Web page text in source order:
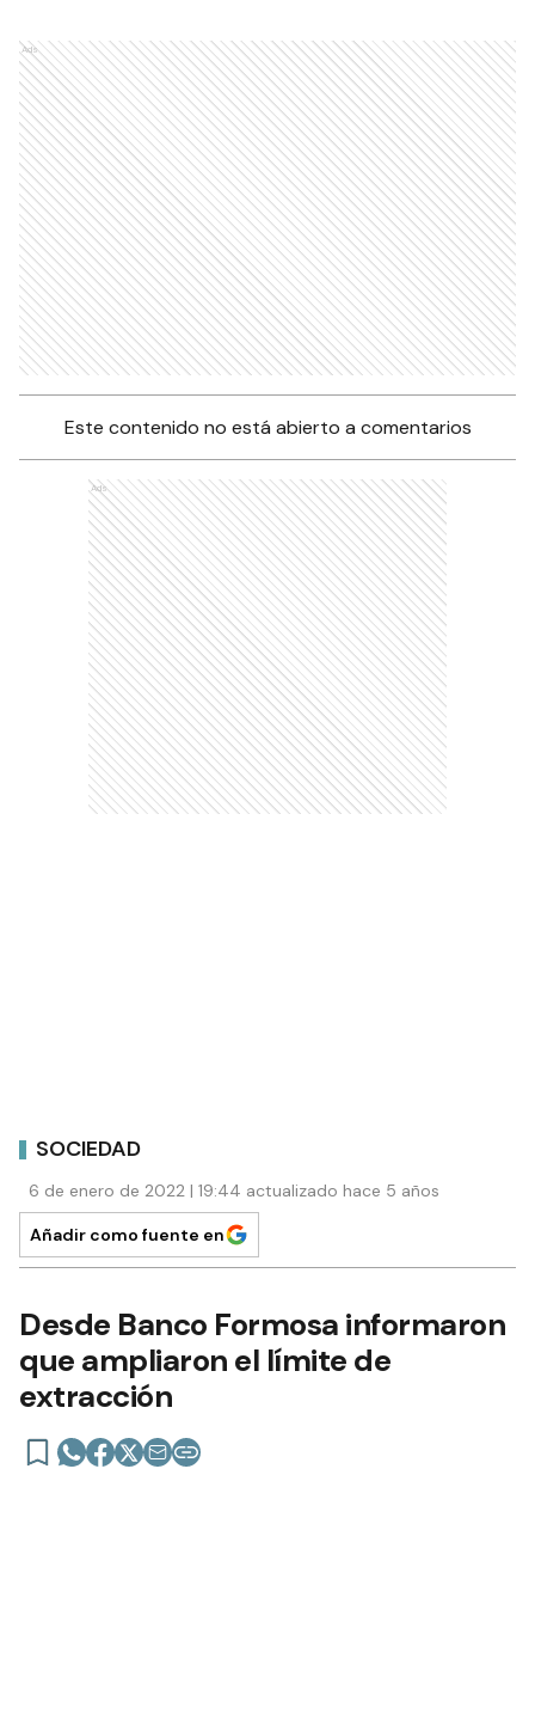
Ads
Este contenido no está abierto a comentarios
Ads
SOCIEDAD
6 de enero de 2022 | 19:44 actualizado hace 5 años
Desde Banco Formosa informaron
que ampliaron el límite de
extracción